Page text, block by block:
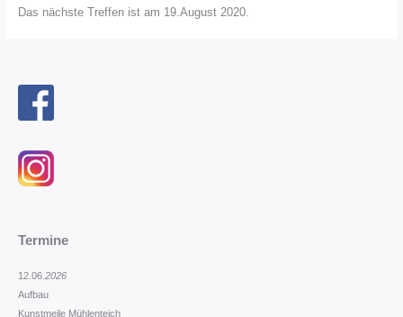
Das nächste Treffen ist am 19.August 2020.
Termine
12.06. 2026
Aufbau
Kunstmeile Mühlenteich